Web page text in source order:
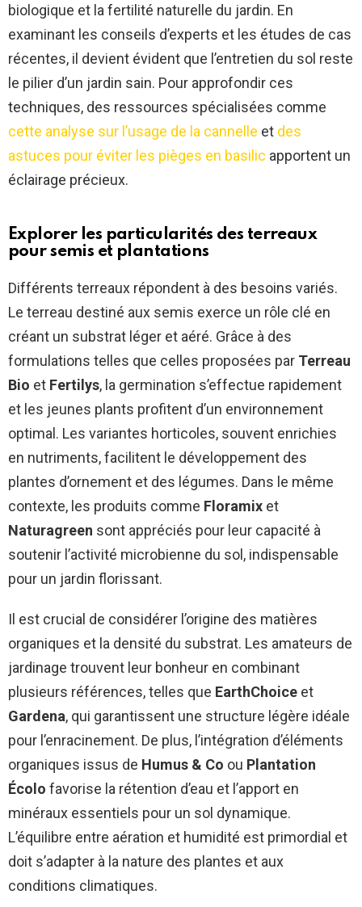
biologique et la fertilité naturelle du jardin. En
examinant les conseils d’experts et les études de cas
récentes, il devient évident que l’entretien du sol reste
le pilier d’un jardin sain. Pour approfondir ces
techniques, des ressources spécialisées comme
cette analyse sur l’usage de la cannelle et des
astuces pour éviter les pièges en basilic apportent un
éclairage précieux.
Explorer les particularités des terreaux
pour semis et plantations
Différents terreaux répondent à des besoins variés.
Le terreau destiné aux semis exerce un rôle clé en
créant un substrat léger et aéré. Grâce à des
formulations telles que celles proposées par Terreau
Bio et Fertilys, la germination s’effectue rapidement
et les jeunes plants profitent d’un environnement
optimal. Les variantes horticoles, souvent enrichies
en nutriments, facilitent le développement des
plantes d’ornement et des légumes. Dans le même
contexte, les produits comme Floramix et
Naturagreen sont appréciés pour leur capacité à
soutenir l’activité microbienne du sol, indispensable
pour un jardin florissant.
Il est crucial de considérer l’origine des matières
organiques et la densité du substrat. Les amateurs de
jardinage trouvent leur bonheur en combinant
plusieurs références, telles que EarthChoice et
Gardena, qui garantissent une structure légère idéale
pour l’enracinement. De plus, l’intégration d’éléments
organiques issus de Humus & Co ou Plantation
Écolo favorise la rétention d’eau et l’apport en
minéraux essentiels pour un sol dynamique.
L’équilibre entre aération et humidité est primordial et
doit s’adapter à la nature des plantes et aux
conditions climatiques.